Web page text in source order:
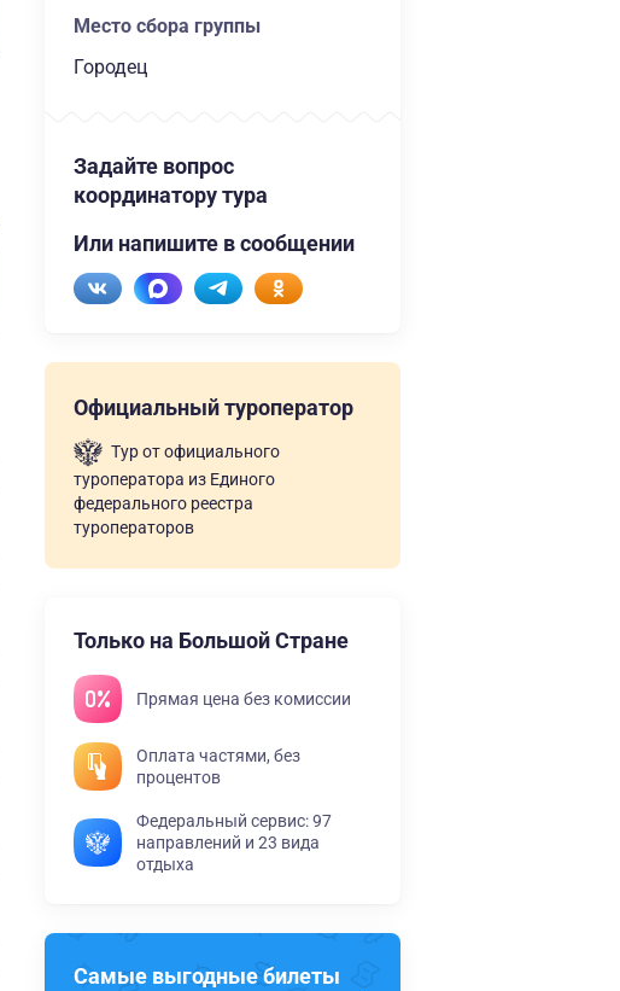
Место сбора группы
Городец
Задайте вопрос
координатору тура
Или напишите в сообщении
Официальный туроператор
Тур от официального
туроператора из Единого
федерального реестра
туроператоров
Только на Большой Стране
Прямая цена без комиссии
Оплата частями, без
процентов
Федеральный сервис: 97
направлений и 23 вида
отдыха
Самые выгодные билеты